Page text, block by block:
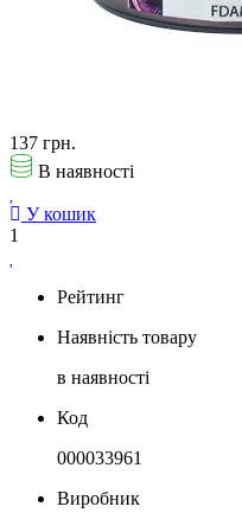
137 грн.
В наявності
У кошик
1
Рейтинг
Наявність товару
в наявності
Код
000033961
Виробник